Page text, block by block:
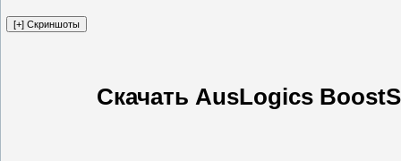
Скачать AusLogics